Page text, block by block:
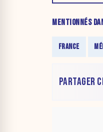
MENTIONNÉS
FRANCE
PARTAGER